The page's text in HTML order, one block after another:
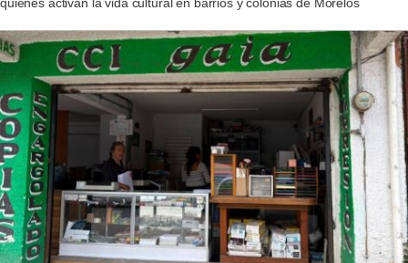
quienes activan la vida cultural en barrios y colonias de Morelos